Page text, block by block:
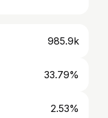
985.9k
33.79%
2.53%